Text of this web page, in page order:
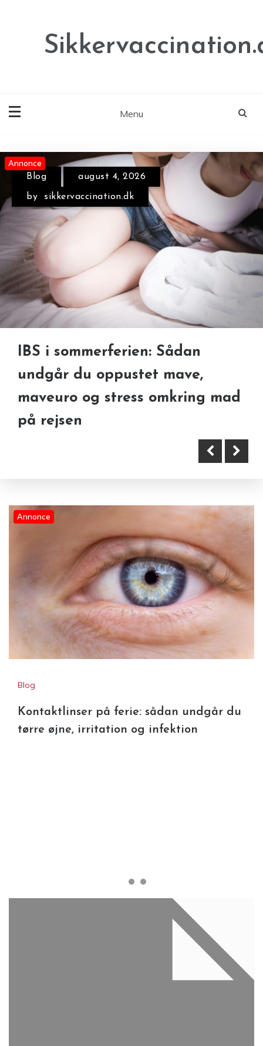
Menu
Annonce
Kontaktlinser på ferie: sådan
undgår du tørre øjne, irritation
og infektion
Annonce
Søvnproblemer i sommervarmen:
sådan kan hypnose hjælpe dig
Blog august 4, 2026
by sikkervaccination.dk
Annonce
IBS i sommerferien: Sådan
undgår du oppustet mave,
maveuro og stress omkring mad
på rejsen
Annonce
Blog
Kontaktlinser på ferie: sådan undgår du
tørre øjne, irritation og infektion